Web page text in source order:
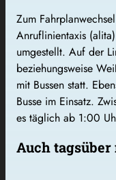
Zum
Anruflinientaxis
umgestellt. Auf der
beziehungsweise
mit Bussen statt.
Busse im Einsatz.
es täglich ab 1:00
Auch